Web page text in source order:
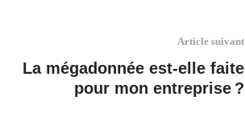
Article suivant
La mégadonnée est-elle faite
pour mon entreprise ?